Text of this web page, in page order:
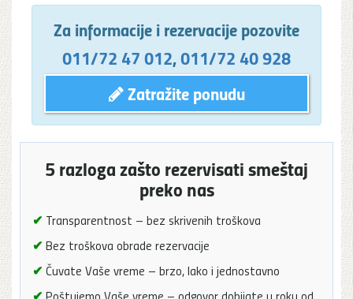
Za informacije i rezervacije pozovite
011/72 47 012,011/72 40 928
Zatražite ponudu
5 razloga zašto rezervisati smeštaj
preko nas
✔ Transparentnost – bez skrivenih troškova
✔ Bez troškova obrade rezervacije
✔ Čuvate Vaše vreme – brzo, lako i jednostavno
✔ Poštujemo Vaše vreme – odgovor dobijate u roku od